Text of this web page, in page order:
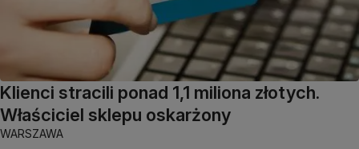
Klienci stracili ponad 1,1 miliona złotych.
Właściciel sklepu oskarżony
WARSZAWA